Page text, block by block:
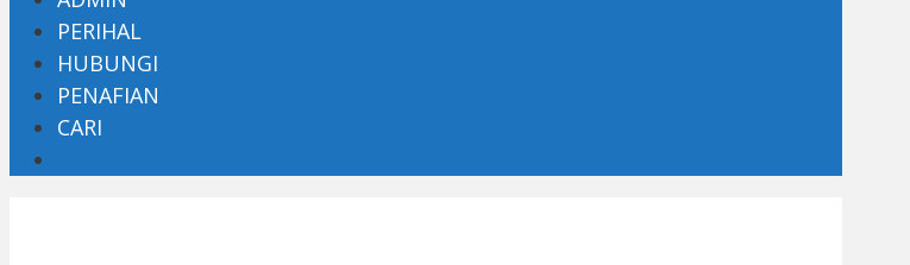
PERIHAL
HUBUNGI
PENAFIAN
CARI